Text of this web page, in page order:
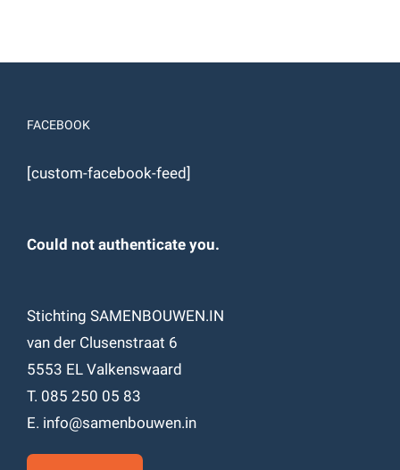
FACEBOOK
[custom-facebook-feed]
Could not authenticate you.
Stichting SAMENBOUWEN.IN
van der Clusenstraat 6
5553 EL Valkenswaard
T. 085 250 05 83
E. info@samenbouwen.in